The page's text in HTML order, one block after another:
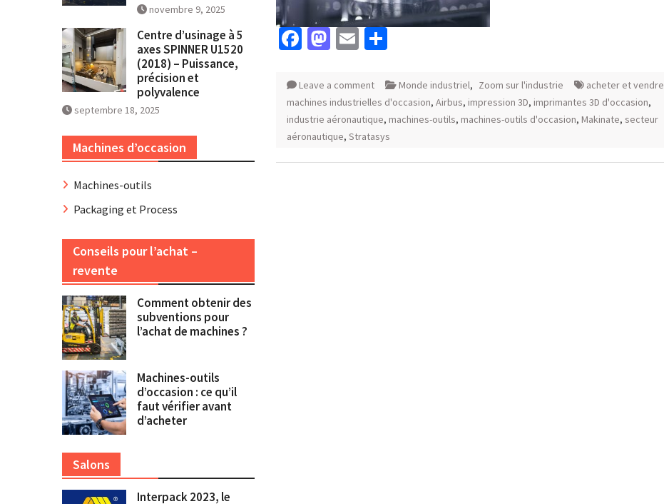
Facebook
Mastodon
Email
Leave a comment Monde industriel, Zoom sur l'industrie
acheter et vendre
machines industrielles d'occasion, Airbus, impression 3D, imprimantes 3D d'occasion,
industrie aéronautique, machines-outils, machines-outils d'occasion, Makinate, secteur
aéronautique, Stratasys
novembre 9, 2025
Centre d’usinage à 5
axes SPINNER U1520
(2018) – Puissance,
précision et
polyvalence
septembre 18, 2025
Machines d’occasion
Machines-outils
Packaging et Process
Conseils pour l’achat –
revente
Comment obtenir des
subventions pour
l’achat de machines ?
Machines-outils
d’occasion : ce qu’il
faut vérifier avant
d’acheter
Salons
Interpack 2023, le